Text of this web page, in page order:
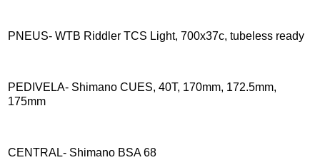
PNEUS- WTB Riddler TCS Light, 700x37c, tubeless ready
PEDIVELA- Shimano CUES, 40T, 170mm, 172.5mm,
175mm
CENTRAL- Shimano BSA 68